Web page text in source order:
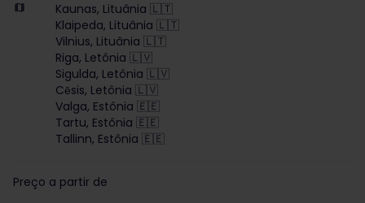
Kaunas, Lituânia 🇱🇹
Klaipeda, Lituânia 🇱🇹
Vilnius, Lituânia 🇱🇹
Riga, Letônia 🇱🇻
Sigulda, Letônia 🇱🇻
Cēsis, Letônia 🇱🇻
Valga, Estônia 🇪🇪
Tartu, Estônia 🇪🇪
Tallinn, Estônia 🇪🇪
Preço a partir de